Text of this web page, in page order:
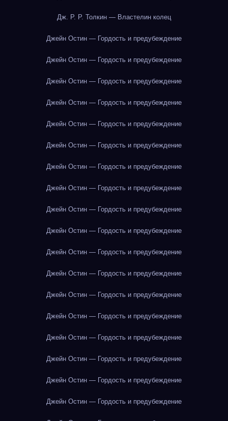
Дж. Р. Р. Толкин — Властелин колец
Джейн Остин — Гордость и предубеждение
Джейн Остин — Гордость и предубеждение
Джейн Остин — Гордость и предубеждение
Джейн Остин — Гордость и предубеждение
Джейн Остин — Гордость и предубеждение
Джейн Остин — Гордость и предубеждение
Джейн Остин — Гордость и предубеждение
Джейн Остин — Гордость и предубеждение
Джейн Остин — Гордость и предубеждение
Джейн Остин — Гордость и предубеждение
Джейн Остин — Гордость и предубеждение
Джейн Остин — Гордость и предубеждение
Джейн Остин — Гордость и предубеждение
Джейн Остин — Гордость и предубеждение
Джейн Остин — Гордость и предубеждение
Джейн Остин — Гордость и предубеждение
Джейн Остин — Гордость и предубеждение
Джейн Остин — Гордость и предубеждение